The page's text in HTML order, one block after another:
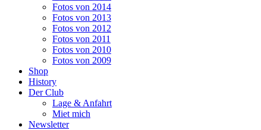
Fotos von 2014
Fotos von 2013
Fotos von 2012
Fotos von 2011
Fotos von 2010
Fotos von 2009
Shop
History
Der Club
Lage & Anfahrt
Miet mich
Newsletter